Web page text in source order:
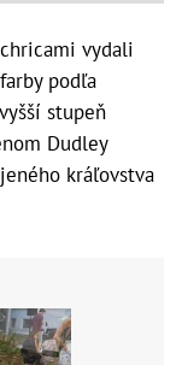
vydali
podľa
stupeň
Dudley
kráľovstva